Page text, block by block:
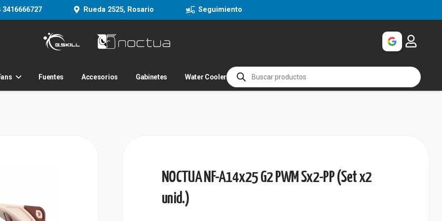
3416666727 Rueda 2525, Rosario Seguimiento
Fuentes Accesorios Gabinetes Water Cooler
Búsqueda
de
productos
NOCTUA NF-A14x25 G2 PWM Sx2-PP (Set x2
unid.)